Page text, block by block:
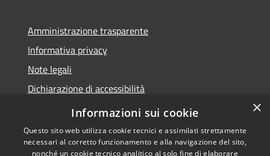
Amministrazione trasparente
Informativa privacy
Note legali
Dichiarazione di accessibilità
Obbietivi di accessibilità
×
Informazioni sui cookie
Questo sito web utilizza cookie tecnici e assimilati strettamente
necessari al corretto funzionamento e alla navigazione del sito,
nonché un cookie tecnico analitico al solo fine di elaborare